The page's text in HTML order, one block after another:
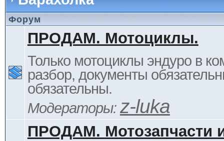
Форум
ПРОДАМ. Мотоциклы.
Только мотоциклы эндуро в
разбор, документы
обязательны.
Модераторы: z-luka
ПРОДАМ. Мотозапчасти